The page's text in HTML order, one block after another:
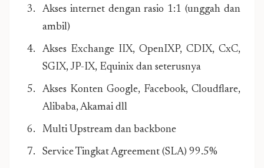
Akses internet dengan rasio 1:1 (unggah dan
ambil)
Akses Exchange IIX, OpenIXP, CDIX, CxC,
SGIX, JP-IX, Equinix dan seterusnya
Akses Konten Google, Facebook, Cloudflare,
Alibaba, Akamai dll
Multi Upstream dan backbone
Service Tingkat Agreement (SLA) 99.5%